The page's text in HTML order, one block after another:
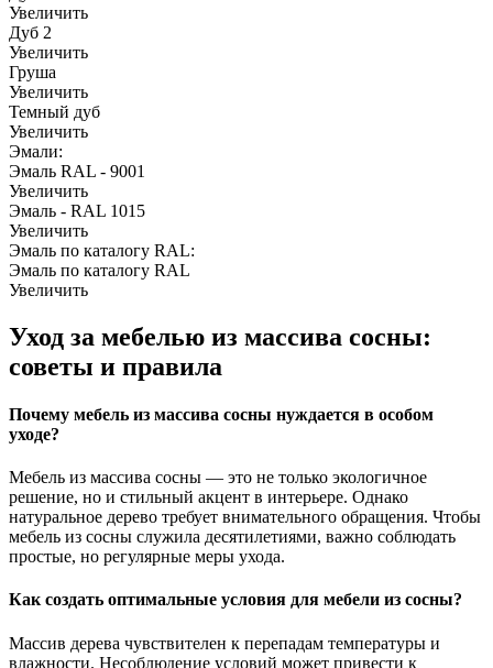
Увеличить
Дуб 2
Увеличить
Груша
Увеличить
Темный дуб
Увеличить
Эмали:
Эмаль RAL - 9001
Увеличить
Эмаль - RAL 1015
Увеличить
Эмаль по каталогу RAL:
Эмаль по каталогу RAL
Увеличить
Уход за мебелью из массива сосны:
советы и правила
Почему мебель из массива сосны нуждается в особом
уходе?
Мебель из массива сосны — это не только экологичное
решение, но и стильный акцент в интерьере. Однако
натуральное дерево требует внимательного обращения. Чтобы
мебель из сосны служила десятилетиями, важно соблюдать
простые, но регулярные меры ухода.
Как создать оптимальные условия для мебели из сосны?
Массив дерева чувствителен к перепадам температуры и
влажности. Несоблюдение условий может привести к